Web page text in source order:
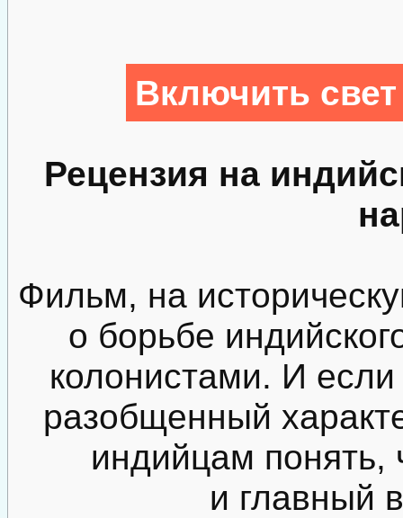
Включить
Рецензия на
Фильм, на
о борьбе
колонистами. И
разобщенный
индийцам понять,
и главный